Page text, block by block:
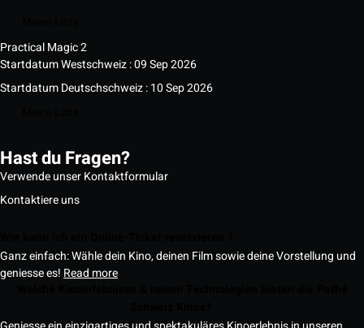
Practical Magic 2
Startdatum Westschweiz : 09 Sep 2026
Startdatum Deutschschweiz : 10 Sep 2026
Hast du Fragen?
Verwende unser Kontaktformular
Kontaktiere uns
Ganz einfach: Wähle dein Kino, deinen Film sowie deine Vorstellung und
geniesse es! Read more